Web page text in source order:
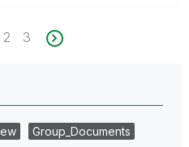
2 3
Group_Documents